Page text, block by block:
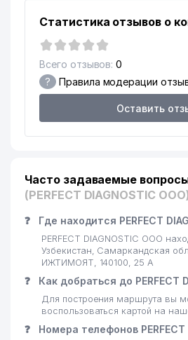
Статистика отзывов о
Всего отзывов: 0
? Правила модерации
Оставить
Часто задаваемые
(PERFECT DIAGNOSTIC
❓ Где находится PERFECT
PERFECT DIAGNOSTIC ООО
Узбекистан, Самаркандская
ИЖТИМОЯТ, 140100, 25 А
❓ Как добраться до PERFECT
Для построения маршрута вы
воспользоваться картой на
❓ Номера телефонов